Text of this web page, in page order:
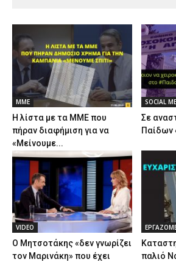
ΜΜΕ
Η λίστα με τα ΜΜΕ που
πήραν διαφήμιση για να
«Μείνουμε...
SOCIAL
Σε
Παίδων
VIDEO
Ο Μητσοτάκης «δεν γνωρίζει
τον Μαρινάκη» που έχει
παλιό